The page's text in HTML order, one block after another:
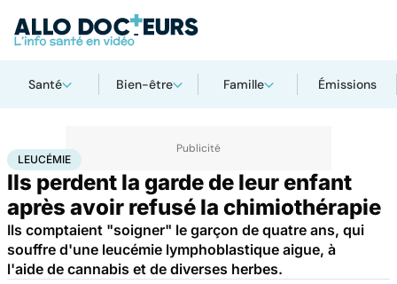
Santé Bien-être Famille Émissions
AccueilSantéLeucémie
LEUCÉMIE
Ils perdent la garde de leur enfant
après avoir refusé la chimiothérapie
Ils comptaient "soigner" le garçon de quatre ans, qui
souffre d'une leucémie lymphoblastique aigue, à
l'aide de cannabis et de diverses herbes.